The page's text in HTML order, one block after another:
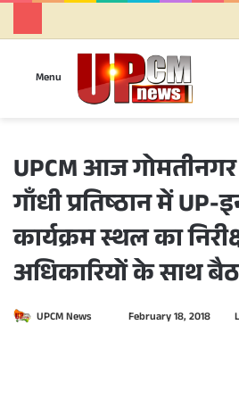
Menu
UPCM आज गोमतीनगर
गाँधी प्रतिष्ठान में UP-
कार्यक्रम स्थल का
अधिकारियों के साथ
UPCM News February 18, 2018